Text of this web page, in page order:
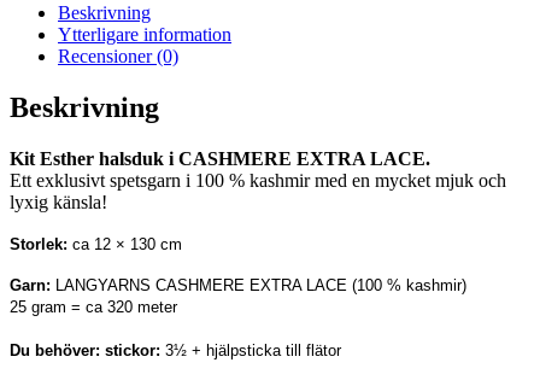
Beskrivning
Ytterligare information
Recensioner (0)
Beskrivning
Kit Esther halsduk i CASHMERE EXTRA LACE.
Ett exklusivt spetsgarn i 100 % kashmir med en mycket mjuk och
lyxig känsla!
Storlek: ca 12 × 130 cm
Garn: LANGYARNS CASHMERE EXTRA LACE (100 % kashmir)
25 gram = ca 320 meter
Du behöver: stickor: 3½ + hjälpsticka till flätor